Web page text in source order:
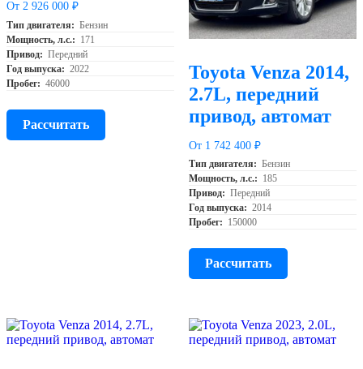
От 2 926 000 ₽
Тип двигателя: Бензин
Мощность, л.с.: 171
Привод: Передний
Год выпуска: 2022
Пробег: 46000
Рассчитать
Toyota Venza 2014,
2.7L, передний
привод, автомат
От 1 742 400 ₽
Тип двигателя: Бензин
Мощность, л.с.: 185
Привод: Передний
Год выпуска: 2014
Пробег: 150000
Рассчитать